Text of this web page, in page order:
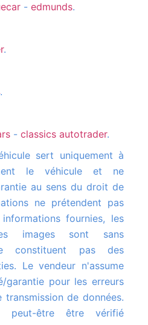
- edmunds.
.
.
- classics autotrader.
le véhicule et ne
au sens du droit de
ne prétendent pas
fournies, les
images sont sans
constituent pas des
Le vendeur n'assume
garantie pour les erreurs
de données.
peut-être être vérifié